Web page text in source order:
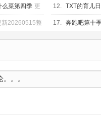
20260518上
么菜第四季 更 12. TXT的育儿
新20260515整 17. 奔跑吧第十
20260518第4期